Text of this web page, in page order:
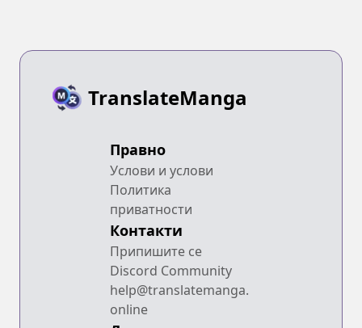
TranslateManga
Правно
Услови и услови
Политика
приватности
Контакти
Припишите се
Discord Community
help@translatemanga.
online